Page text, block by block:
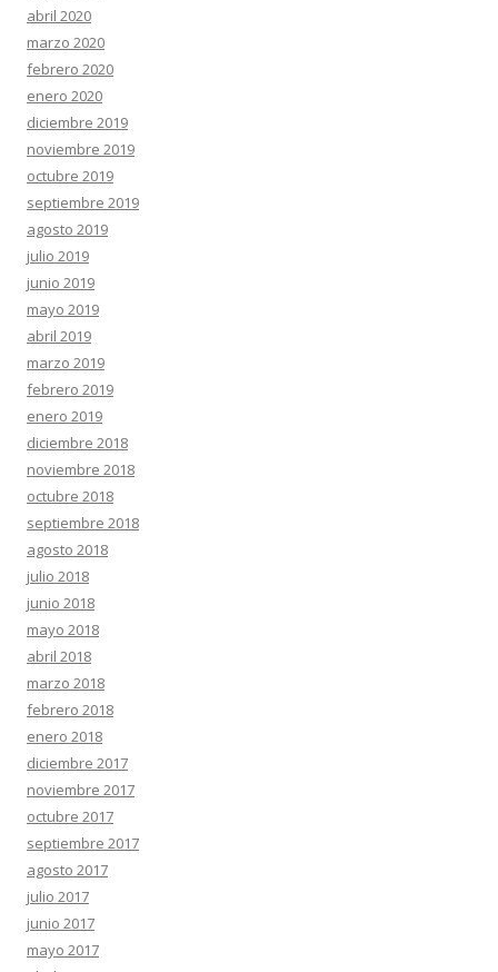
abril 2020
marzo 2020
febrero 2020
enero 2020
diciembre 2019
noviembre 2019
octubre 2019
septiembre 2019
agosto 2019
julio 2019
junio 2019
mayo 2019
abril 2019
marzo 2019
febrero 2019
enero 2019
diciembre 2018
noviembre 2018
octubre 2018
septiembre 2018
agosto 2018
julio 2018
junio 2018
mayo 2018
abril 2018
marzo 2018
febrero 2018
enero 2018
diciembre 2017
noviembre 2017
octubre 2017
septiembre 2017
agosto 2017
julio 2017
junio 2017
mayo 2017